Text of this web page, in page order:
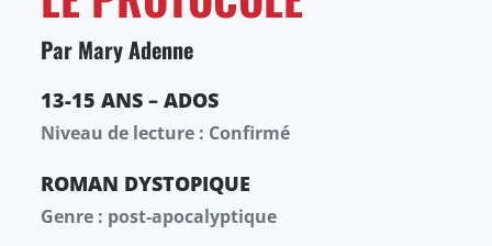
Par Mary Adenne
13-15 ANS – ADOS
Niveau de lecture : Confirmé
ROMAN DYSTOPIQUE
Genre : post-apocalyptique